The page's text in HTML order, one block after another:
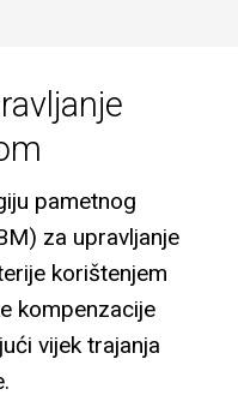
pametnog
za upravljanje
korištenjem
kompenzacije
vijek trajanja